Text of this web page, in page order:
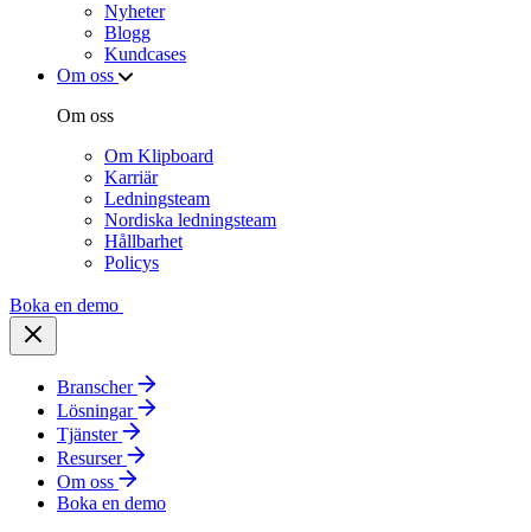
Nyheter
Blogg
Kundcases
Om oss
Om oss
Om Klipboard
Karriär
Ledningsteam
Nordiska ledningsteam
Hållbarhet
Policys
Boka en demo
Branscher
Lösningar
Tjänster
Resurser
Om oss
Boka en demo